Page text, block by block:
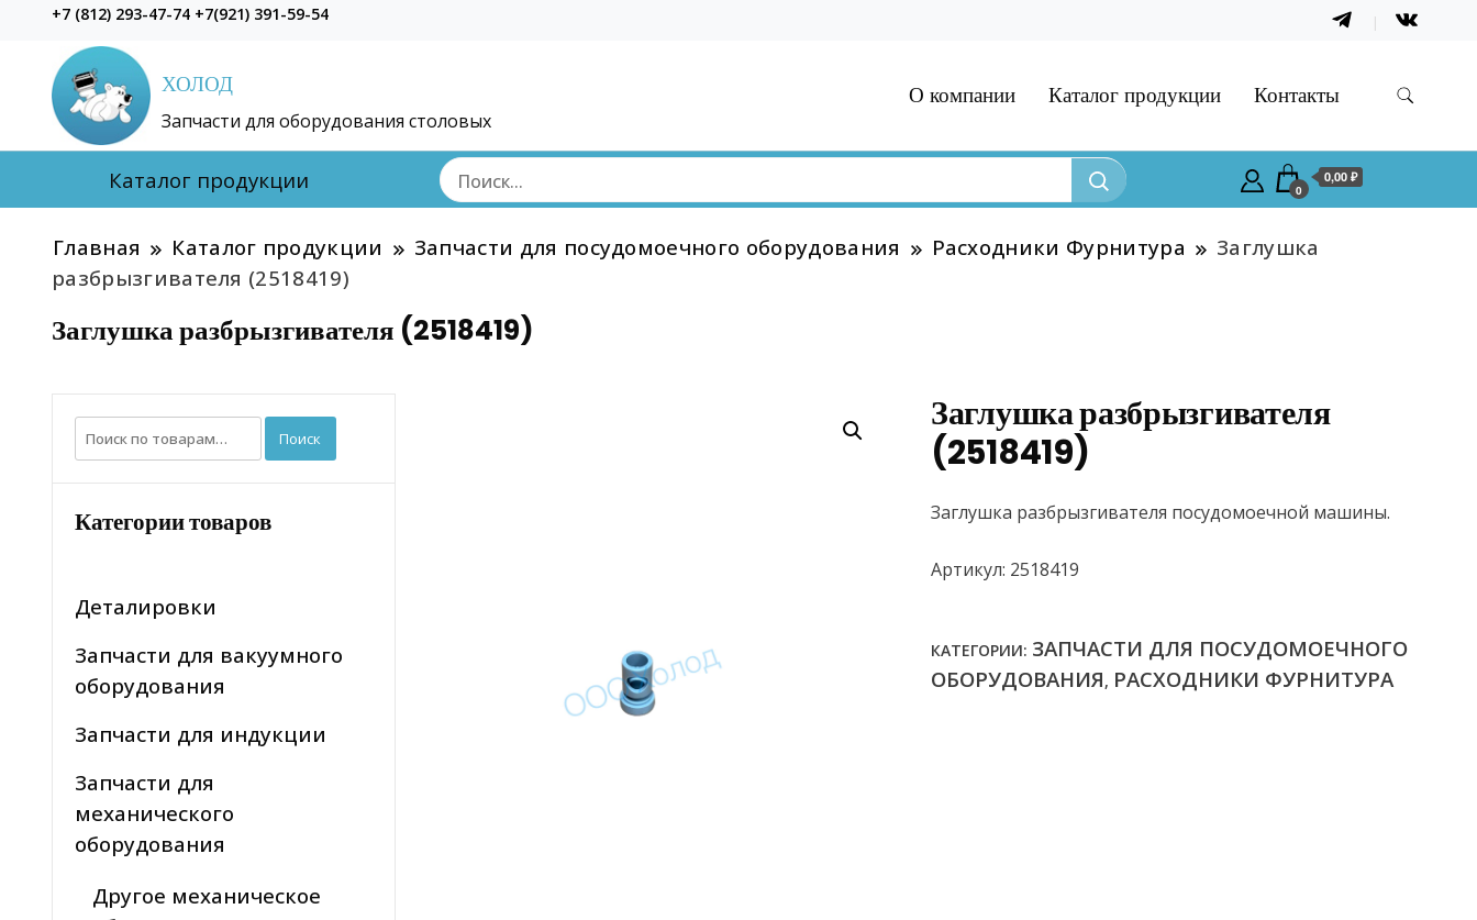
+7 (812) 293-47-74 +7(921) 391-59-54
ХОЛОД
Запчасти для оборудования столовых
О компании Каталог продукции Контакты
Каталог продукции 0
0,00 ₽
Главная Каталог продукции Запчасти для посудомоечного оборудования Расходники Фурнитура
Заглушка
разбрызгивателя (2518419)
Заглушка разбрызгивателя (2518419)
Заглушка разбрызгивателя
(2518419)
Заглушка разбрызгивателя посудомоечной машины.
Артикул: 2518419
КАТЕГОРИИ: ЗАПЧАСТИ ДЛЯ ПОСУДОМОЕЧНОГО
ОБОРУДОВАНИЯ, РАСХОДНИКИ ФУРНИТУРА
Искать: Поиск
Категории товаров
Деталировки
Запчасти для вакуумного
оборудования
Запчасти для индукции
Запчасти для
механического
оборудования
Другое механическое